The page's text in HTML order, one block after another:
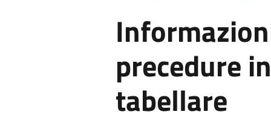
precedure
tabellare